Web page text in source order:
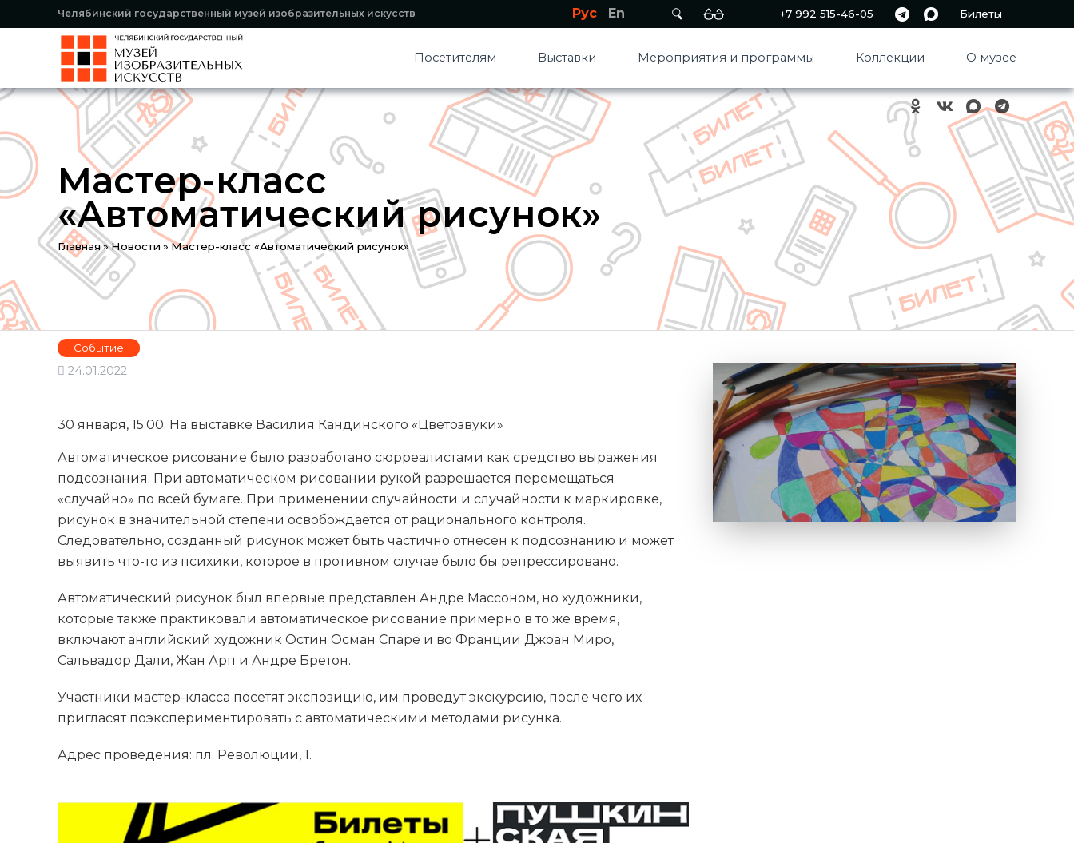
Челябинский государственный музей изобразительных искусств +7 992 515-46-05 Билеты
Рус En
Посетителям Выставки Мероприятия и программы Коллекции О музее
Мастер-класс
«Автоматический рисунок»
Вы
здесь
Главная»Новости » Мастер-класс «Автоматический рисунок»
24.01.2022
Событие
30 января, 15:00. На выставке Василия Кандинского «Цветозвуки»
Автоматическое рисование было разработано сюрреалистами как средство выражения
подсознания. При автоматическом рисовании рукой разрешается перемещаться
«случайно» по всей бумаге. При применении случайности и случайности к маркировке,
рисунок в значительной степени освобождается от рационального контроля.
Следовательно, созданный рисунок может быть частично отнесен к подсознанию и может
выявить что-то из психики, которое в противном случае было бы репрессировано.
Автоматический рисунок был впервые представлен Андре Массоном, но художники,
которые также практиковали автоматическое рисование примерно в то же время,
включают английский художник Остин Осман Спаре и во Франции Джоан Миро,
Сальвадор Дали, Жан Арп и Андре Бретон.
Участники мастер-класса посетят экспозицию, им проведут экскурсию, после чего их
пригласят поэкспериментировать с автоматическими методами рисунка.
Адрес проведения: пл. Революции, 1.